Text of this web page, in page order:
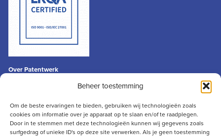
Beheer toestemming
Om de beste ervaringen te bieden, gebruiken wij technologieën zoals
cookies om informatie over je apparaat op te slaan en/of te raadplegen.
Door in te stemmen met deze technologieën kunnen wij gegevens zoals
surfgedrag of unieke ID's op deze site verwerken. Als je geen toestemming
Over Patentwerk
Disclaimer
Contact
info@patentwerk.nl